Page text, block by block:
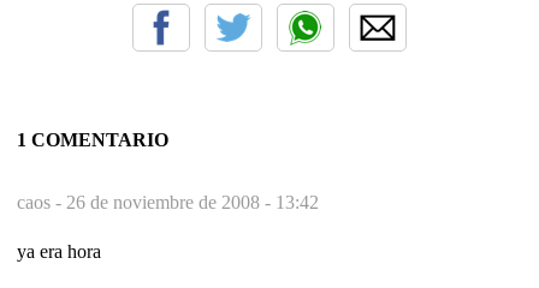
1 COMENTARIO
caos - 26 de noviembre de 2008 - 13:42
ya era hora